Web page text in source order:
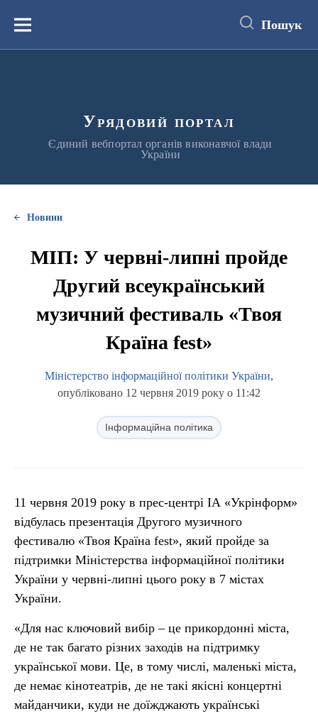
вмістуМеню Пошук
Урядовий портал
Єдиний вебпортал органів виконавчої влади
України
Новини
МІП: У червні-липні пройде
Другий всеукраїнський
музичний фестиваль «Твоя
Країна fest»
Міністерство інформаційної політики України,
опубліковано 12 червня 2019 року о 11:42
Інформаційна політика
11 червня 2019 року в прес-центрі ІА «Укрінформ»
відбулась презентація Другого музичного
фестивалю «Твоя Країна fest», який пройде за
підтримки Міністерства інформаційної політики
України у червні-липні цього року в 7 містах
України.
«Для нас ключовий вибір – це прикордонні міста,
де не так багато різних заходів на підтримку
української мови. Це, в тому числі, маленькі міста,
де немає кінотеатрів, де не такі якісні концертні
майданчики, куди не доїжджають українські